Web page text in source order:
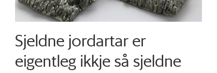
Sjeldne jordartar er
eigentleg ikkje så sjeldne